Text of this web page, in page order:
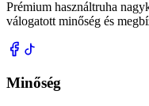
Prémium használtruha
válogatott minőség és
Minőség